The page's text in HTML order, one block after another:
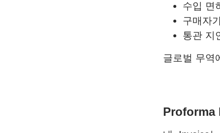
수입 면
구매자
통관 지
글로벌 무역
Proforma